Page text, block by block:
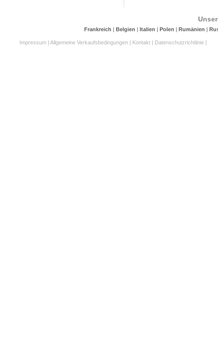
Frankreich | Belgien | Italien | Polen | Rumänien |
Impressum | Allgemeine Verkaufsbedingungen | Kontakt | Datenschutzrichtlinie |